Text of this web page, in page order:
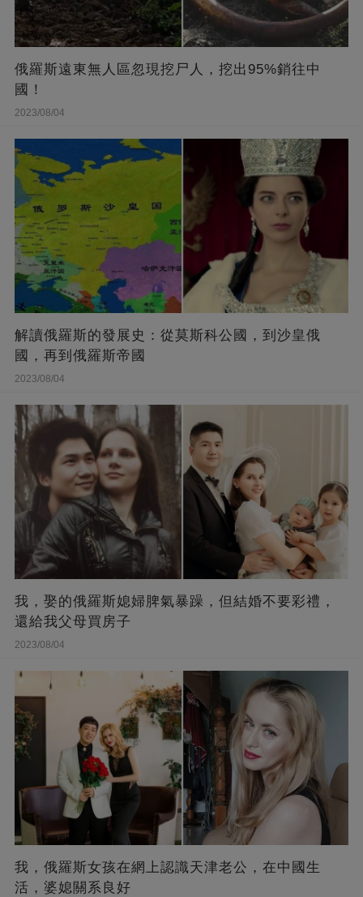
俄羅斯遠東無人區忽現挖尸人，挖出95%銷往中
國！
2023/08/04
解讀俄羅斯的發展史：從莫斯科公國，到沙皇俄
國，再到俄羅斯帝國
2023/08/04
我，娶的俄羅斯媳婦脾氣暴躁，但結婚不要彩禮，
還給我父母買房子
2023/08/04
我，俄羅斯女孩在網上認識天津老公，在中國生
活，婆媳關系良好